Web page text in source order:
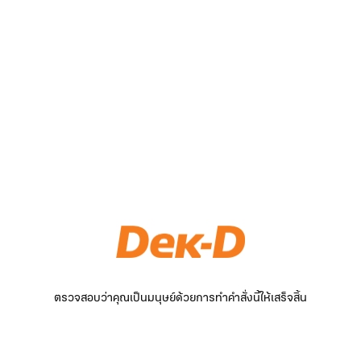
ตรวจสอบว่าคุณเป็นมนุษย์ด้วยการทำคำสั่งนี้ให้เสร็จสิ้น